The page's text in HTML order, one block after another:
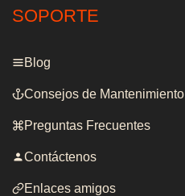
SOPORTE
Blog
Consejos de Mantenimiento
Preguntas Frecuentes
Contáctenos
Enlaces amigos